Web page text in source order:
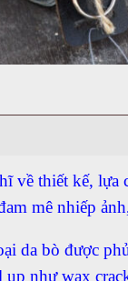
về thiết kế,
mê nhiếp
da bò được
như wax